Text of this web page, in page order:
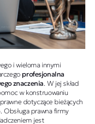
i wieloma innymi
profesjonalna
znaczenia. W jej skład
w konstruowaniu
dotyczące bieżących
Obsługa prawna firmy
jest